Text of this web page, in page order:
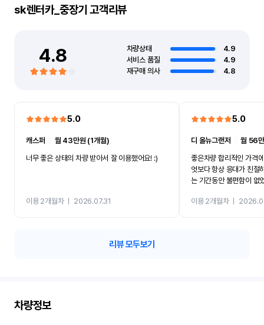
sk렌터카_중장기 고객리뷰
4.8 차량상태
4.9
서비스 품질
4.9
재구매 의사
4.8
5.0
캐스퍼
월 43만원 (1개월)
너무 좋은 상태의 차량 받아서 잘 이용했어요! :)
이용 2개월차ㅣ 2026.07.31
5.0
디 올뉴그랜저 ㅣ월 56
좋은차량 합리적인 가격
엇보다 항상 응대가 친절
는 기간동안 불편함이 없
카 렌트 고민없이 강추합
이용 2개월차ㅣ
리뷰 모두보기
차량정보